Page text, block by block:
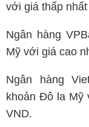
với giá thấp
Ngân hàng
Mỹ với giá cao
Ngân hàng
khoản Đô la Mỹ
VND.